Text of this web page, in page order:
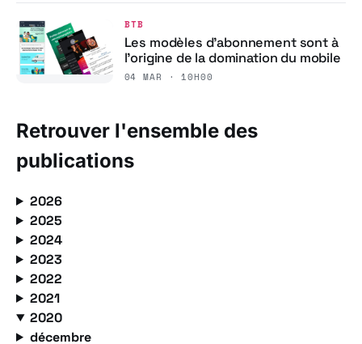
BTB
Les modèles d’abonnement sont à
l’origine de la domination du mobile
04 MAR · 10H00
Retrouver l'ensemble des
publications
2026
2025
2024
2023
2022
2021
2020
décembre